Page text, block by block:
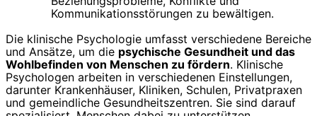
Kommunikationsstörungen zu bewältigen.
Die klinische Psychologie umfasst verschiedene Bereiche
und Ansätze, um die psychische Gesundheit und das
Wohlbefinden von Menschen zu fördern. Klinische
Psychologen arbeiten in verschiedenen Einstellungen,
darunter Krankenhäuser, Kliniken, Schulen, Privatpraxen
und gemeindliche Gesundheitszentren. Sie sind darauf